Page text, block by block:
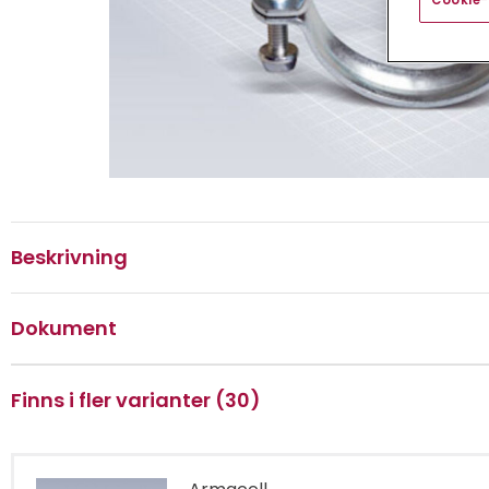
Beskrivning
Dokument
Finns i fler varianter (30)